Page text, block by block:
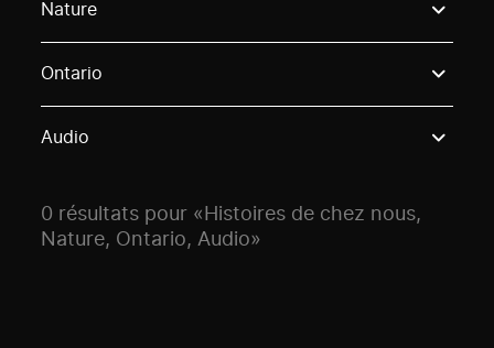
Nature
Ontario
Audio
0 résultats pour «Histoires de chez nous,
Nature, Ontario, Audio»